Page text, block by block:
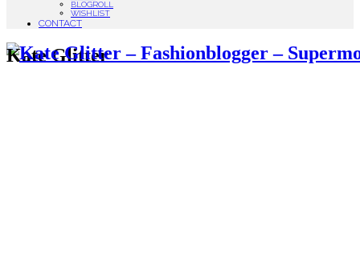
BLOGROLL
WISHLIST
CONTACT
Kate Glitter